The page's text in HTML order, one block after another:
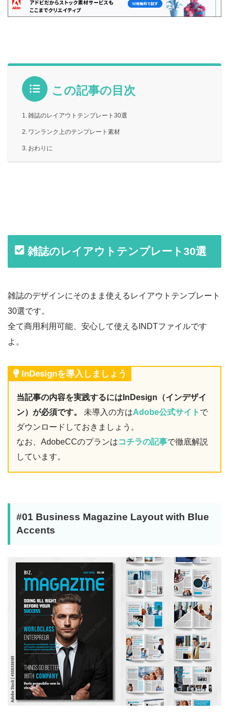
この記事の目次
雑誌のレイアウトテンプレート30選
ワンランク上のテンプレート素材
おわりに
雑誌のレイアウトテンプレート30選
雑誌のデザインにそのまま使えるレイアウトテンプレート
30選です。
全て商用利用可能、安心して使えるINDTファイルです
よ。
InDesignを導入しましょう
当記事の内容を実践するにはInDesign（インデザイ
ン）が必須です。
未導入の方はAdobe公式サイト で
ダウンロードしておきましょう。
なお、AdobeCCのプランはコチラの記事で徹底解説
しています。
#01 Business Magazine Layout with Blue
Accents